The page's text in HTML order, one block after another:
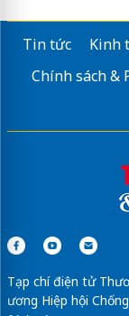
Tin tức Kinh
Chính sách &
Tạp chí điện tử
ương Hiệp hội